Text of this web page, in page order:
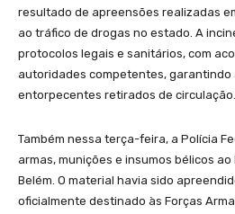
resultado de apreensões realizadas
ao tráfico de drogas no estado. A
protocolos legais e sanitários, com
autoridades competentes, garantindo
entorpecentes retirados de circulação.
Também nessa terça-feira, a Polícia
armas, munições e insumos bélicos ao
Belém. O material havia sido
oficialmente destinado às Forças